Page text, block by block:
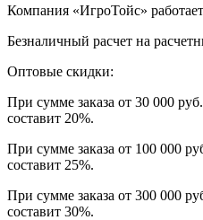
Компания «ИгроТойс»
Безналичный расчет на
Оптовые скидки:
При сумме заказа от 30 000
составит 20%.
При сумме заказа от 100 000
составит 25%.
При сумме заказа от 300 000
составит 30%.